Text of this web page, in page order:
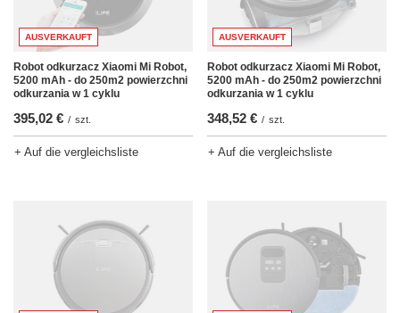
AUSVERKAUFT
Robot odkurzacz Xiaomi Mi Robot,
5200 mAh - do 250m2 powierzchni
odkurzania w 1 cyklu
395,02 € / szt.
+ Auf die vergleichsliste
AUSVERKAUFT
Robot odkurzacz Xiaomi Mi Robot,
5200 mAh - do 250m2 powierzchni
odkurzania w 1 cyklu
348,52 € / szt.
+ Auf die vergleichsliste